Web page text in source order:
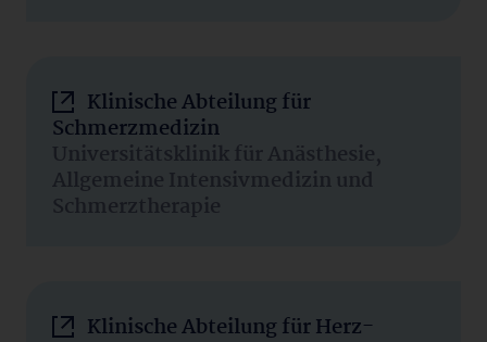
Klinische Abteilung für
Schmerzmedizin
Universitätsklinik für Anästhesie,
Allgemeine Intensivmedizin und
Schmerztherapie
Klinische Abteilung für Herz-